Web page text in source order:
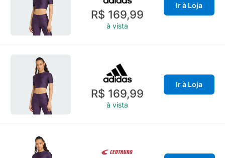
R$ 169,99
à vista
Ir à Loja
R$ 169,99
à vista
Ir à Loja